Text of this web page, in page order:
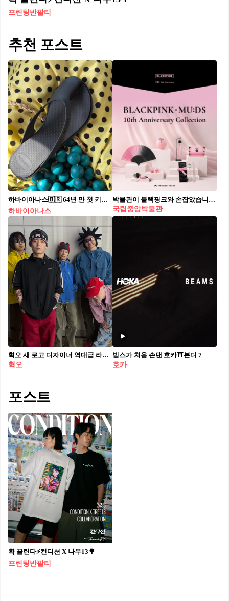
프린팅반팔티
추천 포스트
하바이아나스🇧🇷 64년 만 첫 키튼 힐
하바이아나스
박물관이 블랙핑크와 손잡았습니다 💗🏛️
국립중앙박물관
혁오 새 로고 디자이너 역대급 라인업
혁오
빔스가 처음 손댄 호카⛩️본디 7
호카
포스트
확 끌린다⚡컨디션 X 나무13🌳
프린팅반팔티